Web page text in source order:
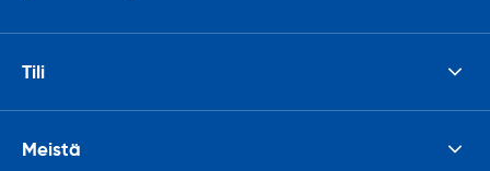
Tili
Meistä